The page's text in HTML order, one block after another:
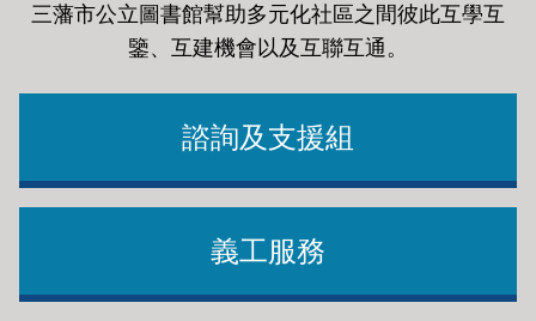
三藩市公立圖書館幫助多元化社區之間彼此互學互
鑒、互建機會以及互聯互通 。
諮詢及支援組
義工服務